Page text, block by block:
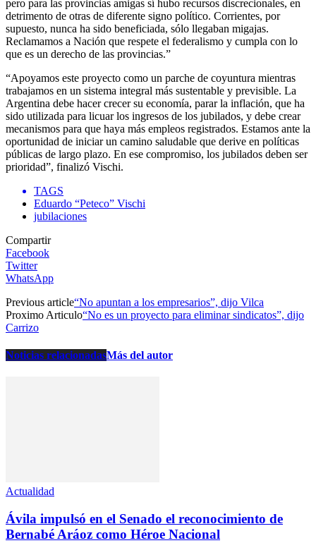
pero para las provincias amigas sí hubo recursos discrecionales, en
detrimento de otras de diferente signo político. Corrientes, por
supuesto, nunca ha sido beneficiada, sólo llegaban migajas.
Reclamamos a Nación que respete el federalismo y cumpla con lo
que es un derecho de las provincias.”
“Apoyamos este proyecto como un parche de coyuntura mientras
trabajamos en un sistema integral más sustentable y previsible. La
Argentina debe hacer crecer su economía, parar la inflación, que ha
sido utilizada para licuar los ingresos de los jubilados, y debe crear
mecanismos para que haya más empleos registrados. Estamos ante la
oportunidad de iniciar un camino saludable que derive en políticas
públicas de largo plazo. En ese compromiso, los jubilados deben ser
prioridad”, finalizó Vischi.
TAGS
Eduardo “Peteco” Vischi
jubilaciones
Compartir
Facebook
Twitter
WhatsApp
Previous article“No apuntan a los empresarios”, dijo Vilca
Proximo Articulo“No es un proyecto para eliminar sindicatos”, dijo
Carrizo
Noticias relacionadasMás del autor
Actualidad
Ávila impulsó en el Senado el reconocimiento de
Bernabé Aráoz como Héroe Nacional